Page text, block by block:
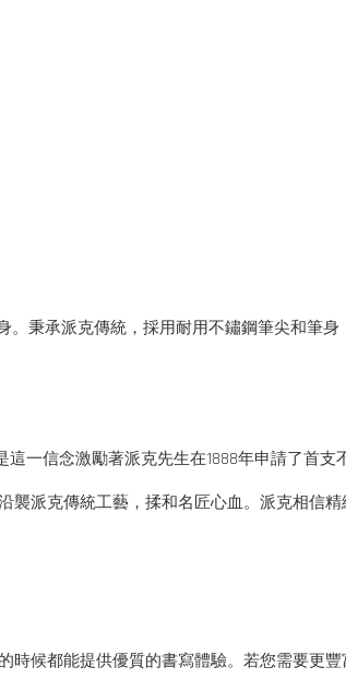
秉承派克傳統，採用耐用不鏽鋼筆尖和筆身
這一信念激勵著派克先生在1888年申請了首
派克傳統工藝，揉和名匠心血。派克相信
候都能提供優質的書寫體驗。若您需要更